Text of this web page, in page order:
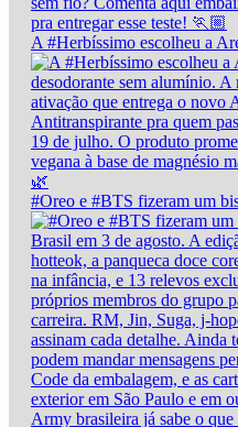
A #Herbíssimo escolheu a
#Oreo e #BTS fizeram um